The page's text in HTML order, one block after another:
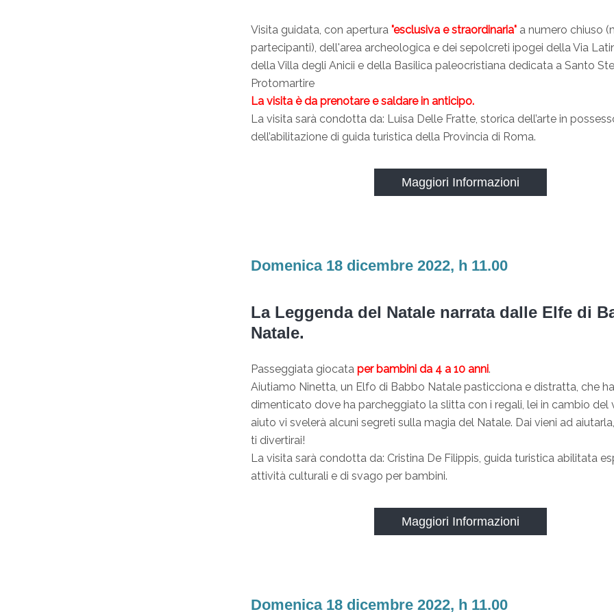
Visita guidata, con apertura "esclusiva e straordinaria" a numero chiuso
partecipanti), dell'area archeologica e dei sepolcreti ipogei della Via
della Villa degli Anicii e della Basilica paleocristiana dedicata a Santo
Protomartire
La visita è da prenotare e saldare in anticipo.
La visita sarà condotta da: Luisa Delle Fratte, storica dell’arte in
dell’abilitazione di guida turistica della Provincia di Roma.
Maggiori Informazioni
Domenica 18 dicembre 2022, h 11.00
La Leggenda del Natale narrata dalle Elfe di
Natale.
Passeggiata giocata per bambini da 4 a 10 anni.
Aiutiamo Ninetta, un Elfo di Babbo Natale pasticciona e distratta, che ha
dimenticato dove ha parcheggiato la slitta con i regali, lei in cambio del
aiuto vi svelerà alcuni segreti sulla magia del Natale. Dai vieni ad
ti divertirai!
La visita sarà condotta da: Cristina De Filippis, guida turistica abilitata
attività culturali e di svago per bambini.
Maggiori Informazioni
Domenica 18 dicembre 2022, h 11.00